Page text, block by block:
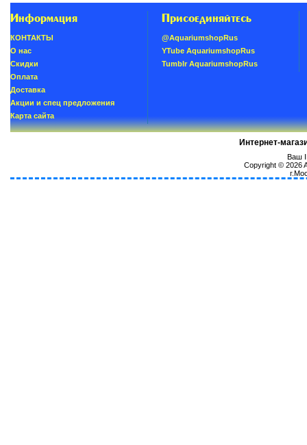
Информация
КОНТАКТЫ
О нас
Скидки
Oплатa
Доставка
Акции и спец предложения
Карта сайта
Присоединяйтесь
@AquariumshopRus
YTube AquariumshopRus
Tumblr AquariumshopRus
Интернет-
Ваш
Copyright © 2026